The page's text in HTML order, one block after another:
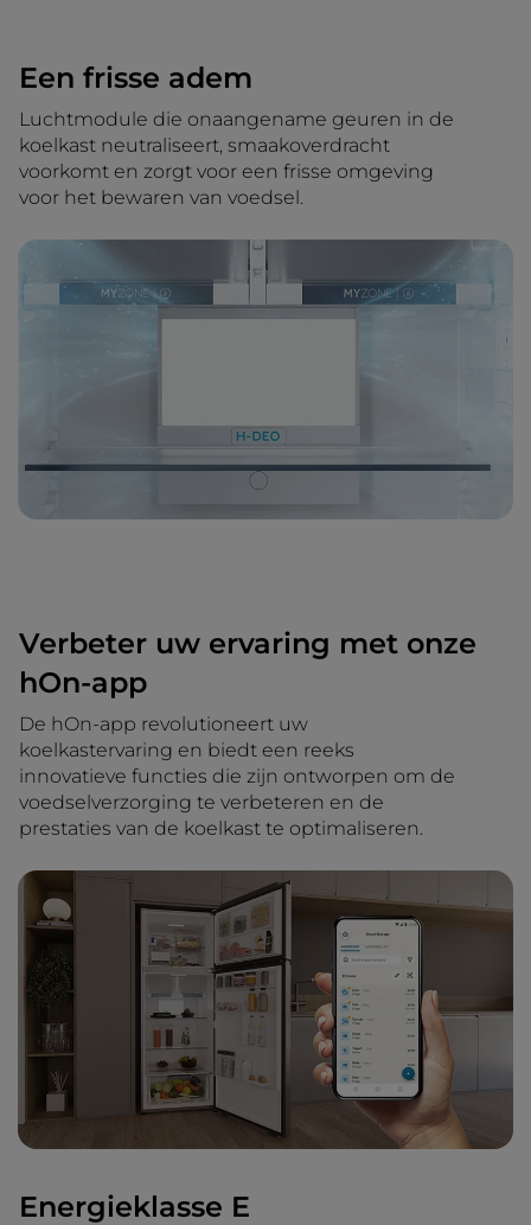
Een frisse adem
Luchtmodule die onaangename geuren in de
koelkast neutraliseert, smaakoverdracht
voorkomt en zorgt voor een frisse omgeving
voor het bewaren van voedsel.
Verbeter uw ervaring met onze
hOn-app
De hOn-app revolutioneert uw
koelkastervaring en biedt een reeks
innovatieve functies die zijn ontworpen om de
voedselverzorging te verbeteren en de
prestaties van de koelkast te optimaliseren.
Energieklasse E